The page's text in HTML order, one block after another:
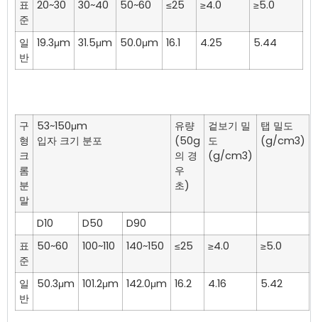
표
준
20~30 30~40 50~60 ≤25 ≥4.0 ≥5.0
일
반
19.3μm 31.5μm 50.0μm 16.1 4.25 5.44
구
형
크
롬
분
말
53~150μm
입자 크기 분포
유량
(50g
의 경
우
초)
겉보기 밀
도
(g/cm3)
탭 밀도
(g/cm3)
D10 D50
D90
표
준
50~60 100~110 140~150 ≤25 ≥4.0 ≥5.0
일
반
50.3μm 101.2μm 142.0μm 16.2 4.16 5.42